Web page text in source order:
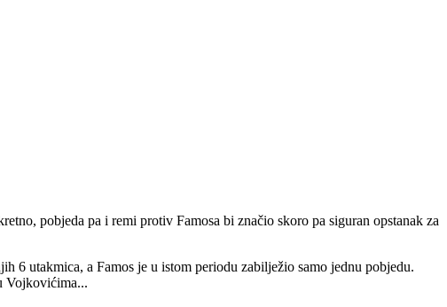
pobjeda pa i remi protiv Famosa bi značio skoro pa siguran opstanak za
6 utakmica, a Famos je u istom periodu zabilježio samo jednu pobjedu.
Vojkovićima...